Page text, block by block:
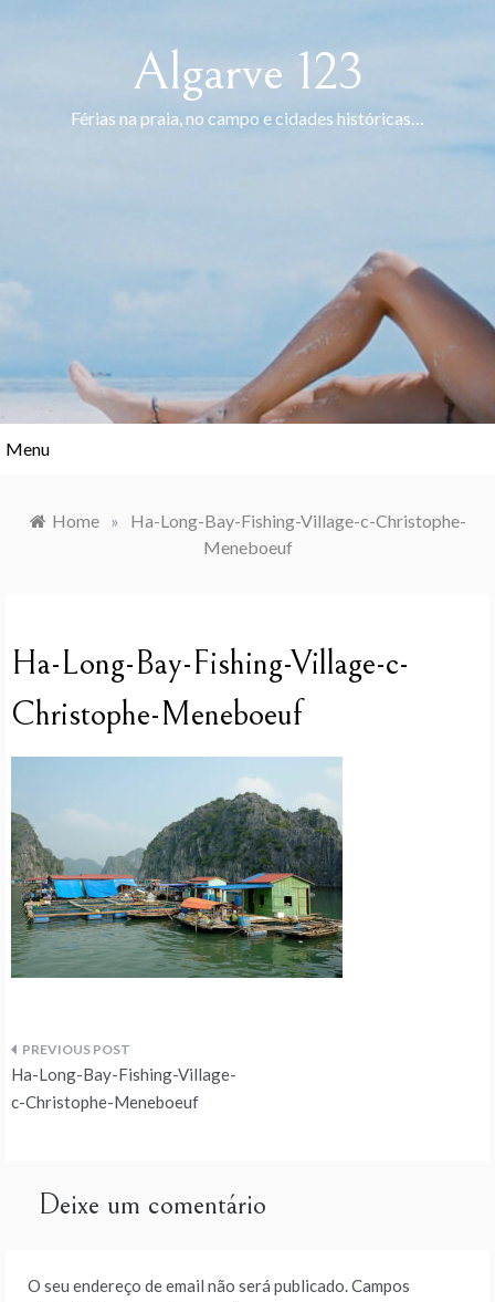
Algarve 123
Férias na praia, no campo e cidades históricas…
Menu
Home »
Ha-Long-Bay-Fishing-Village-c-Christophe-
Meneboeuf
Ha-Long-Bay-Fishing-Village-c-
Christophe-Meneboeuf
Navegação
de
Ha-Long-Bay-Fishing-Village-
c-Christophe-Meneboeuf
Deixe um comentário
O seu endereço de email não será publicado.Campos